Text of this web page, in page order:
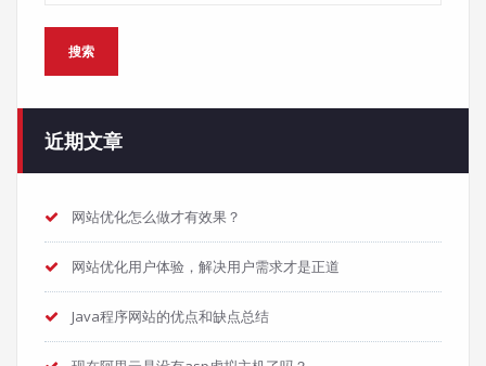
搜索
近期文章
网站优化怎么做才有效果？
网站优化用户体验，解决用户需求才是正道
Java程序网站的优点和缺点总结